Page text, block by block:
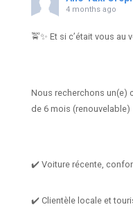
4 months ago
🚖✨ Et si c’était vous au
Nous recherchons un(e)
de 6 mois (renouvelable)
✔️ Voiture récente,
✔️ Clientèle locale et